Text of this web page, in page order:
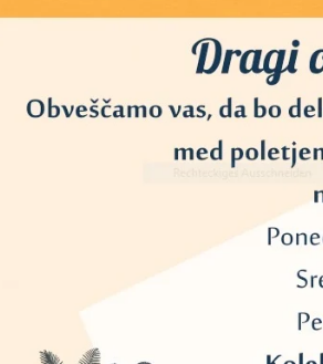
NEKAJ ARTIKLOV,